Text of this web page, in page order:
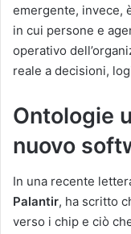
emergente, invece,
in cui persone e
operativo
reale a decisioni,
Ontologie
nuovo
In una recente
Palantir, ha scritto
verso i chip e ciò